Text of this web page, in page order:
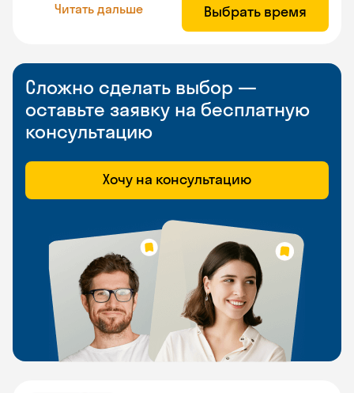
Читать дальше Выбрать время
Сложно сделать выбор —
оставьте заявку на бесплатную
консультацию
Хочу на консультацию